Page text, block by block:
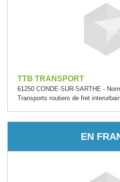
TTB TRANSPORT
61250 CONDE-SUR-SARTHE -
Transports routiers de fret
EN